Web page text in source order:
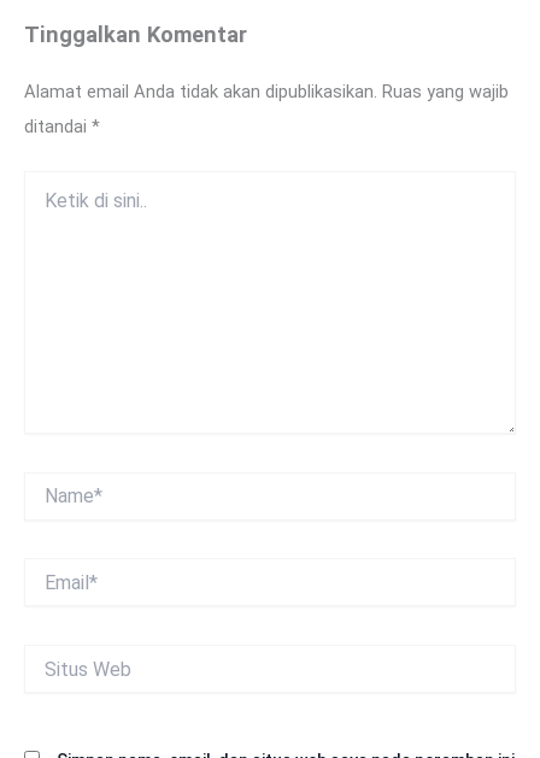
Tinggalkan Komentar
Alamat email Anda tidak akan dipublikasikan. Ruas yang wajib
ditandai *
Web